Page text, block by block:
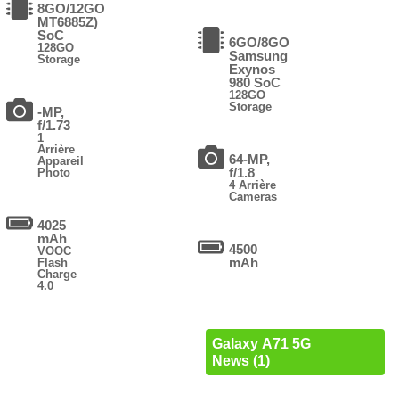
8GO/12GO
MT6885Z)
SoC
128GO
Storage
-MP,
f/1.73
1
Arrière
Appareil
Photo
4025
mAh
VOOC
Flash
Charge
4.0
6GO/8GO
Samsung
Exynos
980 SoC
128GO
Storage
64-MP,
f/1.8
4 Arrière
Cameras
4500
mAh
Galaxy A71 5G
News (1)